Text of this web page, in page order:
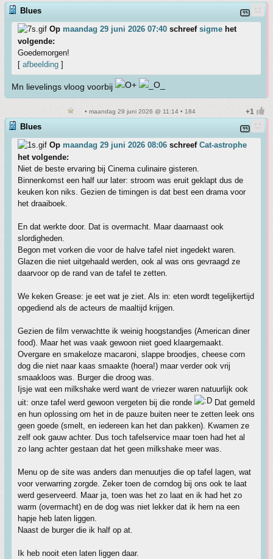
Blues
Op maandag 29 juni 2026 07:40 schreef sigme het
volgende:
Goedemorgen!
[ afbeelding ]
Mn lievelings vloog voorbij
• maandag 29 juni 2026 @ 11:14 • 184
Blues
Op maandag 29 juni 2026 08:06 schreef Cat-astrophe
het volgende:
Niet de beste ervaring bij Cinema culinaire gisteren.
Binnenkomst een half uur later: stroom was eruit geklapt dus de
keuken kon niks. Gezien de timingen is dat best een drama voor
het draaiboek.
En dat werkte door. Dat is overmacht. Maar daarnaast ook
slordigheden.
Begon met vorken die voor de halve tafel niet ingedekt waren.
Glazen die niet uitgehaald werden, ook al was ons gevraagd ze
daarvoor op de rand van de tafel te zetten.
We keken Grease: je eet wat je ziet. Als in: eten wordt tegelijkertijd
opgediend als de acteurs de maaltijd krijgen.
Gezien de film verwachtte ik weinig hoogstandjes (American diner
food). Maar het was vaak gewoon niet goed klaargemaakt.
Overgare en smakeloze macaroni, slappe broodjes, cheese corn
dog die niet naar kaas smaakte (hoera!) maar verder ook vrij
smaakloos was. Burger die droog was.
Ijsje wat een milkshake werd want de vriezer waren natuurlijk ook
uit: onze tafel werd gewoon vergeten bij die ronde
Dat gemeld
en hun oplossing om het in de pauze buiten neer te zetten leek ons
geen goede (smelt, en iedereen kan het dan pakken). Kwamen ze
zelf ook gauw achter. Dus toch tafelservice maar toen had het al
zo lang achter gestaan dat het geen milkshake meer was.
Menu op de site was anders dan menuutjes die op tafel lagen, wat
voor verwarring zorgde. Zeker toen de corndog bij ons ook te laat
werd geserveerd. Maar ja, toen was het zo laat en ik had het zo
warm (overmacht) en de dog was niet lekker dat ik hem na een
hapje heb laten liggen.
Naast de burger die ik half op at.
Ik heb nooit eten laten liggen daar.